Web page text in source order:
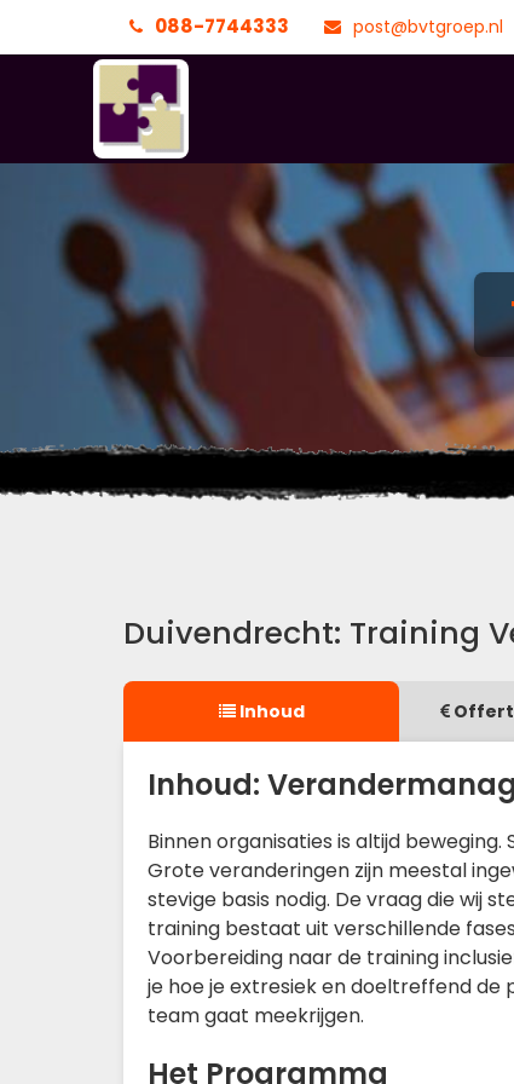
088-7744333 post@bvtgroep.nl
Duivendrecht: Training
Inhoud
Inhoud:
Binnen organisaties is altijd
Grote veranderingen zijn meestal
stevige basis nodig. De vraag die wij
training bestaat uit verschillende
Voorbereiding naar de training
je hoe je extresiek en doeltreffend
team gaat meekrijgen.
Het Programma